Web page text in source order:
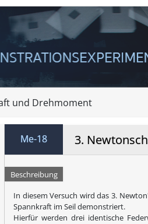
und Drehmoment
Me-18 3.
Beschreibung
In diesem Versuch wird das 3.
Spannkraft im Seil demonstriert.
Hierfür werden drei identische